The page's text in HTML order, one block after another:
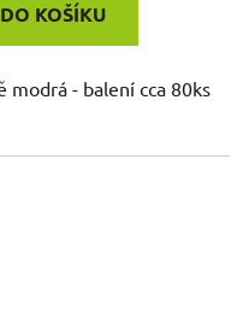
DO KOŠÍKU
modrá - balení cca 80ks